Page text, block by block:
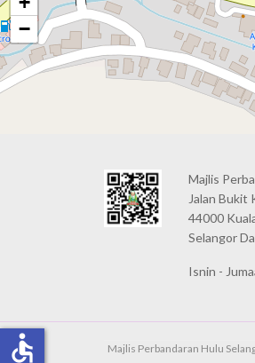
−
Majlis
Jalan Bukit
44000
Selangor
Isnin -
Majlis Perbandaran Hulu
accessible